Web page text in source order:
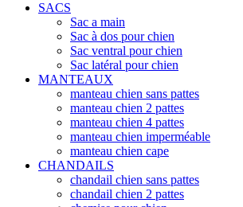
SACS
Sac a main
Sac à dos pour chien
Sac ventral pour chien
Sac latéral pour chien
MANTEAUX
manteau chien sans pattes
manteau chien 2 pattes
manteau chien 4 pattes
manteau chien imperméable
manteau chien cape
CHANDAILS
chandail chien sans pattes
chandail chien 2 pattes